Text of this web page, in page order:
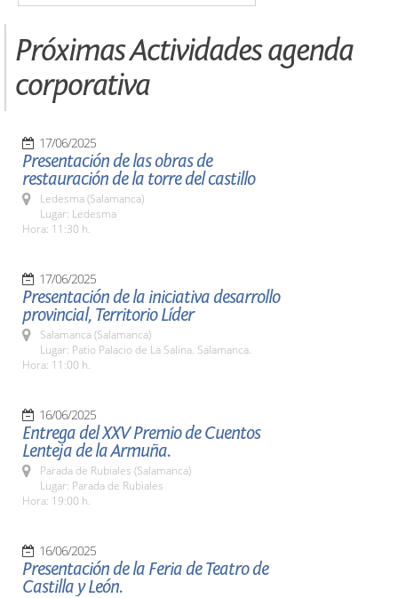
Próximas Actividades agenda
corporativa
17/06/2025
Presentación de las obras de
restauración de la torre del castillo
Ledesma (Salamanca)
Lugar: Ledesma
Hora: 11:30 h.
17/06/2025
Presentación de la iniciativa desarrollo
provincial, Territorio Líder
Salamanca (Salamanca)
Lugar: Patio Palacio de La Salina. Salamanca.
Hora: 11:00 h.
16/06/2025
Entrega del XXV Premio de Cuentos
Lenteja de la Armuña.
Parada de Rubiales (Salamanca)
Lugar: Parada de Rubiales
Hora: 19:00 h.
16/06/2025
Presentación de la Feria de Teatro de
Castilla y León.